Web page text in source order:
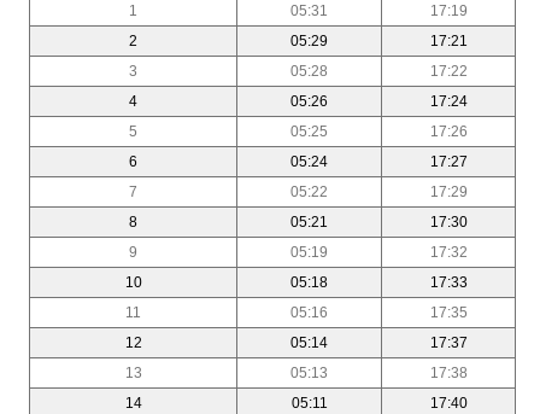
1
05:31
17:19
2
05:29
17:21
3
05:28
17:22
4
05:26
17:24
5
05:25
17:26
6
05:24
17:27
7
05:22
17:29
8
05:21
17:30
9
05:19
17:32
10
05:18
17:33
11
05:16
17:35
12
05:14
17:37
13
05:13
17:38
14
05:11
17:40